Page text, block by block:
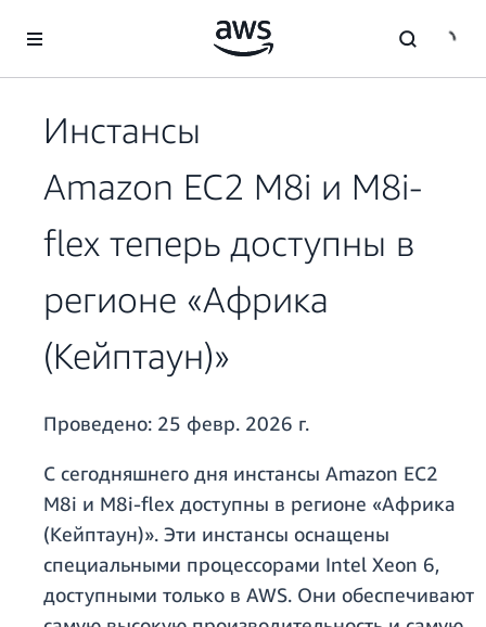
Перейти к главному контенту
Инстансы
Amazon EC2 M8i и M8i-
flex теперь доступны в
регионе «Африка
(Кейптаун)»
Проведено: 25 февр. 2026 г.
С сегодняшнего дня инстансы Amazon EC2
M8i и M8i-flex доступны в регионе «Африка
(Кейптаун)». Эти инстансы оснащены
специальными процессорами Intel Xeon 6,
доступными только в AWS. Они обеспечивают